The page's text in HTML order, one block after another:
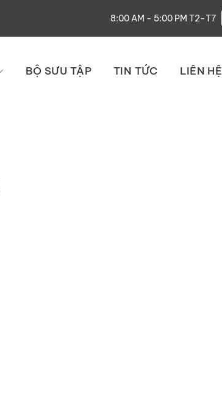
8:00 AM - 5:00 PM T2-T7
BỘ SƯU TẬP TIN TỨC LIÊN HỆ